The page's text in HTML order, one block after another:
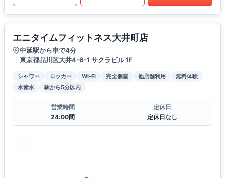
エニタイムフィットネス大井町店
中延駅から車で4分
東京都品川区大井4-6-1 サクラビル 1F
シャワー ロッカー Wi-Fi 完全個室 他店舗利用
無料体験
水素水
駅から5分以内
営業時間
24:00間
定休日
定休日なし